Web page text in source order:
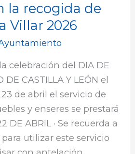
la recogida de
Villar 2026
celebración del DIA DE
DE CASTILLA Y LEÓN el
de abril el servicio de
y enseres se prestará
DE ABRIL · Se recuerda a
utilizar este servicio